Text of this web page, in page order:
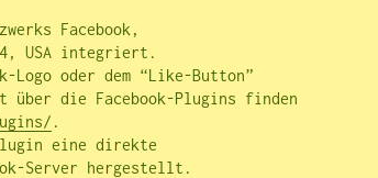
Facebook,
USA integriert.
Logo oder dem “Like-Button”
die Facebook-Plugins finden
.
eine direkte
Server hergestellt.